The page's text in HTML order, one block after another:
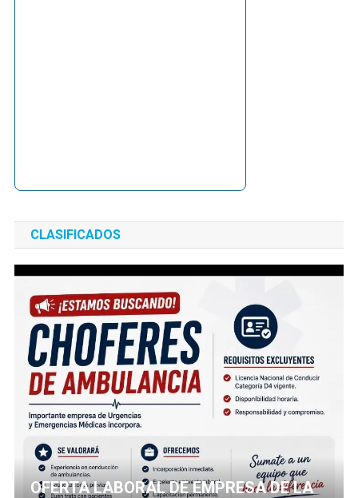
CLASIFICADOS
OFERTA LABORAL DE EMPRESA DE LA